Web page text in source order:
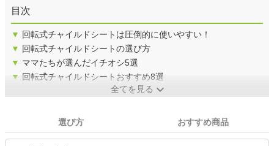
目次
▼ 回転式チャイルドシートは圧倒的に使いやすい！
▼ 回転式チャイルドシートの選び方
▼ ママたちが選んだイチオシ5選
▼ 回転式チャイルドシートおすすめ8選
全てを見る
選び方 おすすめ商品